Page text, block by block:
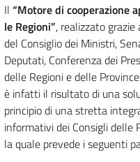
Il “Motore di cooperazione
le Regioni”, realizzato
del Consiglio dei Ministri,
Deputati, Conferenza dei
delle Regioni e delle
è infatti il risultato di una
principio di una stretta
informativi dei Consigli delle
la quale prevede i seguenti